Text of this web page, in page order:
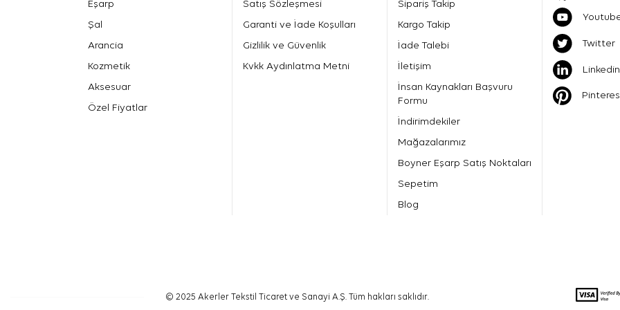
Eşarp
Şal
Arancia
Kozmetik
Aksesuar
Özel Fiyatlar
Satış Sözleşmesi
Garanti ve İade Koşulları
Gizlilik ve Güvenlik
Kvkk Aydınlatma Metni
Sipariş Takip
Kargo Takip
İade Talebi
İletişim
İnsan Kaynakları Başvuru
Formu
İndirimdekiler
Mağazalarımız
Boyner Eşarp Satış Noktaları
Sepetim
Blog
Twitter
Linkedin
© 2025 Akerler Tekstil Ticaret ve Sanayi A.Ş. Tüm hakları saklıdır.